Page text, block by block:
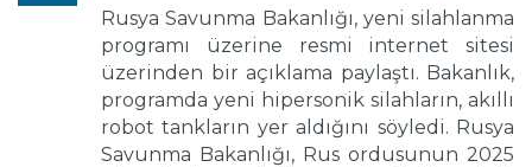
Rusya Savunma Bakanlığı, yeni silahlanma
programı üzerine resmi internet sitesi
üzerinden bir açıklama paylaştı. Bakanlık,
programda yeni hipersonik silahların, akıllı
robot tankların yer aldığını söyledi. Rusya
Savunma Bakanlığı, Rus ordusunun 2025